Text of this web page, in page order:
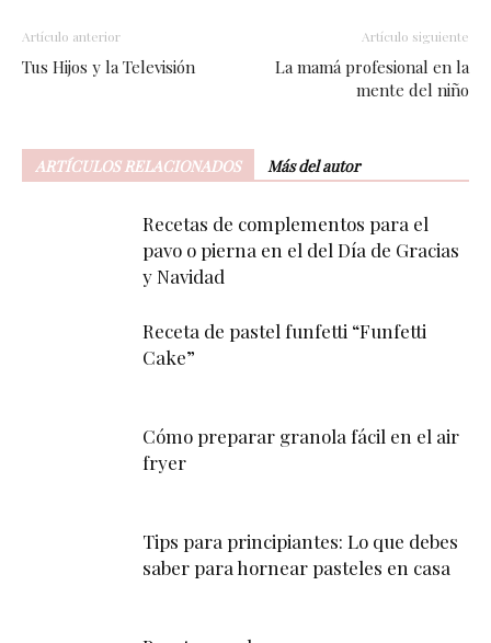
Artículo anterior
Tus Hijos y la Televisión
Artículo siguiente
La mamá profesional en la
mente del niño
ARTÍCULOS RELACIONADOS Más del autor
Recetas de complementos para el
pavo o pierna en el del Día de Gracias
y Navidad
Receta de pastel funfetti “Funfetti
Cake”
Cómo preparar granola fácil en el air
fryer
Tips para principiantes: Lo que debes
saber para hornear pasteles en casa